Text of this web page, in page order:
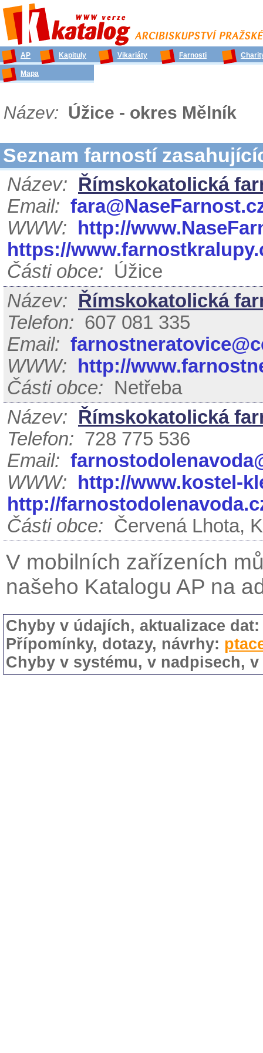
AP Kapituly Vikariáty Farnosti
Mapa
Název: Úžice - okres Mělník
Seznam farností
Název: Římskokatolická
Email:
WWW:
http://
https://
Části obce: Úžice
Název: Římskokatolická
Telefon: 607 081 335
Email:
WWW:
http://
Části obce: Netřeba
Název: Římskokatolická
Telefon: 728 775 536
Email:
WWW:
http://www.kostel-
http://
Části obce: Červená Lhota,
V mobilních zařízeních
našeho Katalogu AP na
Chyby v údajích, aktualizace
Přípomínky, dotazy, návrhy:
Chyby v systému, v nadpisech,